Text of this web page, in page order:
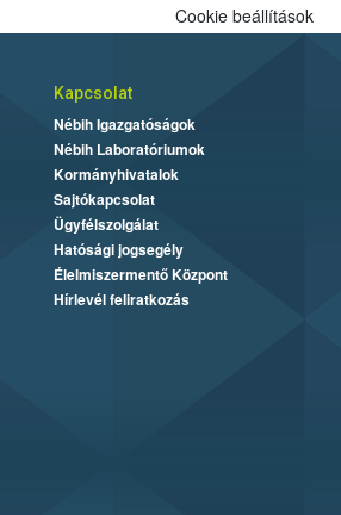
Cookie beállítások
Kapcsolat
Nébih Igazgatóságok
Nébih Laboratóriumok
Kormányhivatalok
Sajtókapcsolat
Ügyfélszolgálat
Hatósági jogsegély
Élelmiszermentő Központ
Hírlevél feliratkozás